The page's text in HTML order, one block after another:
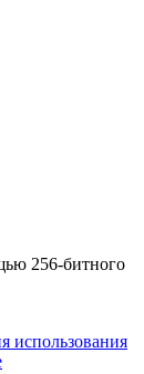
256-битного
использования